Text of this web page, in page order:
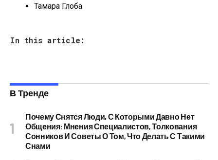
Тамара Глоба
In this article:
В Тренде
Почему Снятся Люди, С Которыми Давно Нет
Общения: Мнения Специалистов, Толкования
Сонников И Советы О Том, Что Делать С Такими
Снами